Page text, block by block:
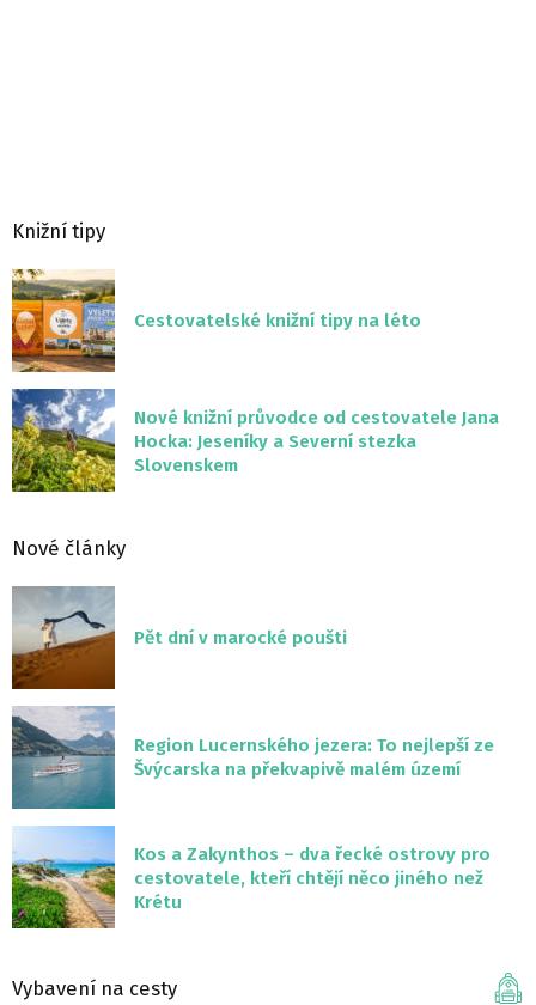
Knižní tipy
Cestovatelské knižní tipy na léto
Nové knižní průvodce od cestovatele Jana
Hocka: Jeseníky a Severní stezka
Slovenskem
Nové články
Pět dní v marocké poušti
Region Lucernského jezera: To nejlepší ze
Švýcarska na překvapivě malém území
Kos a Zakynthos – dva řecké ostrovy pro
cestovatele, kteří chtějí něco jiného než
Krétu
Vybavení na cesty